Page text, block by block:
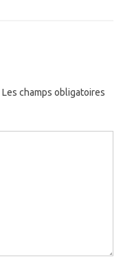
Les champs obligatoires